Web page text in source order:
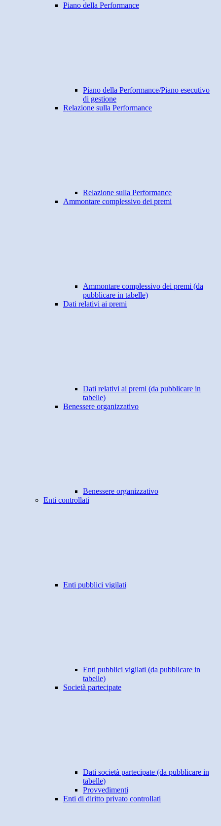
Piano della Performance
Piano della Performance/Piano esecutivo
di gestione
Relazione sulla Performance
Relazione sulla Performance
Ammontare complessivo dei premi
Ammontare complessivo dei premi (da
pubblicare in tabelle)
Dati relativi ai premi
Dati relativi ai premi (da pubblicare in
tabelle)
Benessere organizzativo
Benessere organizzativo
Enti controllati
Enti pubblici vigilati
Enti pubblici vigilati (da pubblicare in
tabelle)
Società partecipate
Dati società partecipate (da pubblicare in
tabelle)
Provvedimenti
Enti di diritto privato controllati